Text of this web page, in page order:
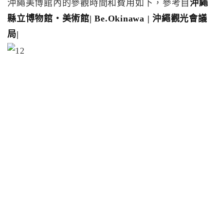
沖繩美博館內的參觀時間和費用如下，參考自 沖繩
縣立博物館・美術館| Be.Okinawa | 沖繩觀光會議
局|